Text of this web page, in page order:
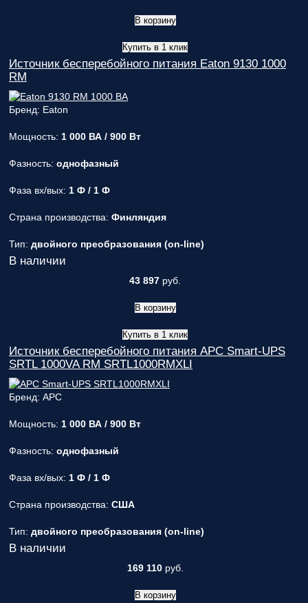
В корзину
Купить в 1 клик
Источник бесперебойного питания Eaton 9130 1000
RM
Бренд: Eaton
Мощность: 1 000 ВА / 900 Вт
Фазность: однофазный
Фаза вх/вых: 1 Ф / 1 Ф
Страна производства: Финляндия
Тип: двойного преобразования (on-line)
В наличии
43 897 руб.
В корзину
Купить в 1 клик
Источник бесперебойного питания APC Smart-UPS
SRTL 1000VA RM SRTL1000RMXLI
Бренд: APC
Мощность: 1 000 ВА / 900 Вт
Фазность: однофазный
Фаза вх/вых: 1 Ф / 1 Ф
Страна производства: США
Тип: двойного преобразования (on-line)
В наличии
169 110руб.
В корзину